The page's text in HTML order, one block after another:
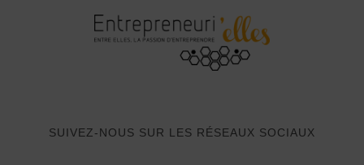
SUIVEZ-NOUS SUR LES RÉSEAUX SOCIAUX